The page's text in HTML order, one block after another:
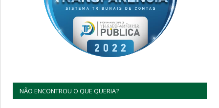
NÃO ENCONTROU O QUE QUERIA?